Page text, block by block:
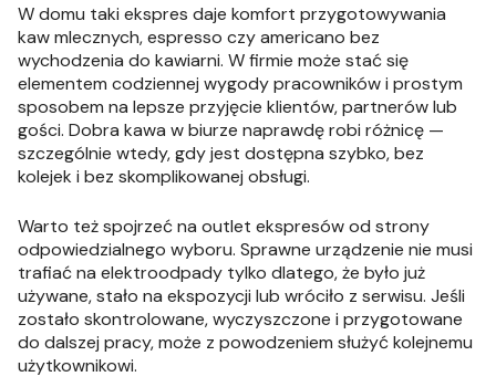
W domu taki ekspres daje komfort przygotowywania
kaw mlecznych, espresso czy americano bez
wychodzenia do kawiarni. W firmie może stać się
elementem codziennej wygody pracowników i prostym
sposobem na lepsze przyjęcie klientów, partnerów lub
gości. Dobra kawa w biurze naprawdę robi różnicę —
szczególnie wtedy, gdy jest dostępna szybko, bez
kolejek i bez skomplikowanej obsługi.
Warto też spojrzeć na outlet ekspresów od strony
odpowiedzialnego wyboru. Sprawne urządzenie nie musi
trafiać na elektroodpady tylko dlatego, że było już
używane, stało na ekspozycji lub wróciło z serwisu. Jeśli
zostało skontrolowane, wyczyszczone i przygotowane
do dalszej pracy, może z powodzeniem służyć kolejnemu
użytkownikowi.